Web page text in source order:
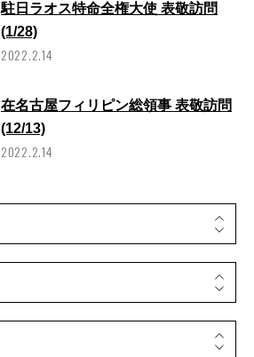
駐日ラオス特命全権大使 表敬訪問
(1/28)
2022.2.14
在名古屋フィリピン総領事 表敬訪問
(12/13)
2022.2.14